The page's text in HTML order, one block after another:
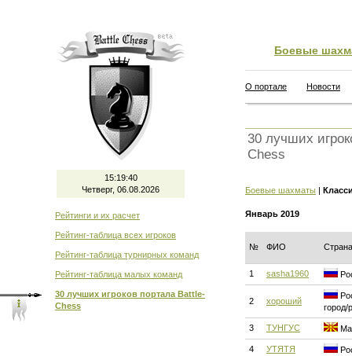
15:19:41
Четверг, 06.08.2026
Рейтинги и их расчет
Рейтинг-таблица всех игроков
Рейтинг-таблица турнирных команд
Рейтинг-таблица малых команд
30 лучших игроков портала Battle-
Chess
Боевые
О портале Новости
30 лучших
Chess
Боевые шахматы |
Январь 2019
№ ФИО Страна
1 sasha1960
2 хороший
город/
3 ТУНГУС
4 УТЯТЯ